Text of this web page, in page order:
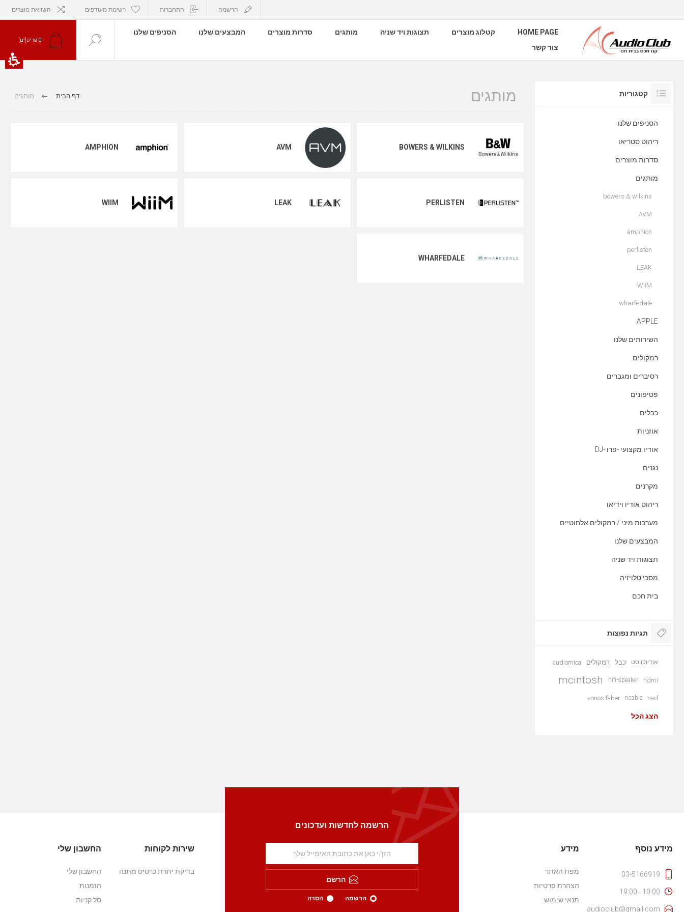
הרשמה התחברות רשימת מעודפים השוואת מוצרים
HOME PAGE קטלוג מוצרים תצוגות ויד שניה מותגים סדרות מוצרים המבצעים שלנו
הסניפים שלנו
צור קשר
0 פריט[ים]
דף הבית מותגים מותגים
BOWERS & WILKINS
AVM
AMPHION
PERLISTEN
LEAK
WIIM
WHARFEDALE
קטגוריות
הסניפים שלנו
ריהוט סטריאו
סדרות מוצרים
מותגים
bowers & wilkins
AVM
amphion
perlisten
LEAK
WiiM
wharfedale
APPLE
השירותים שלנו
רמקולים
רסיברים ומגברים
פטיפונים
כבלים
אוזניות
אודיו מקצועי -פרו -DJ
נגנים
מקרנים
ריהוט אודיו וידיאו
מערכות מיני / רמקולים אלחוטיים
המבצעים שלנו
תצוגות ויד שניה
מסכי טלויזיה
בית חכם
תגיות נפוצות
אודיוקווסט כבל רמקולים audiomica
hdmi
hifi-speaker
mcintosh
nad
ricable
sonos faber
הצג הכל
הרשמה לחדשות ועדכונים
הרשם
הרשמה הסרה
מידע נוסף
03-5166919
10:00 - 19:00
audioclub@gmail.com
מידע
מפת האתר
הצהרת פרטיות
תנאי שימוש
שירות לקוחות
בדיקת יתרת כרטיס מתנה
החשבון שלי
החשבון שלי
הזמנות
סל קניות